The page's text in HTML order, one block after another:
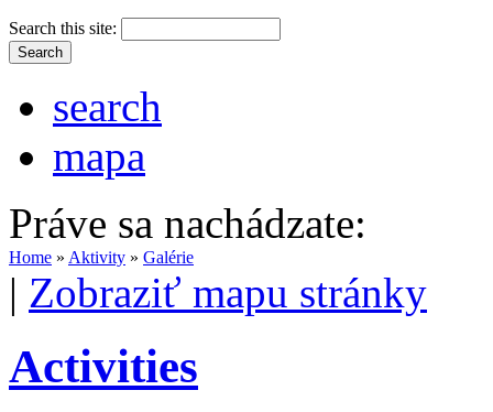
Search this site:
search
mapa
Práve sa nachádzate:
Home » Aktivity » Galérie
| Zobraziť mapu stránky
Activities